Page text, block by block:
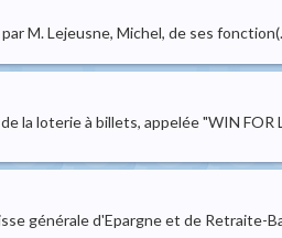
M. Lejeusne, Michel, de ses
loterie à billets, appelée "WIN FOR
générale d'Epargne et de Retraite-